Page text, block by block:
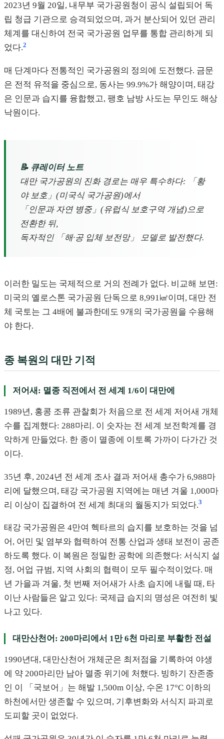
2023년 9월 20일, 내무부 국가공원청이 공식 설립되어 독
립 청급 기관으로 승격되었으며, 과거 분산되어 있던 관리
체계를 대신하여 전국 국가공원 업무를 통합 관리하게 되
었다.2
매 단계마다 전통적인 국가공원의 정의에 도전했다. 금문
은 전적 유적을 중심으로, 동사는 99.9%가 해양이며, 태강
은 인문과 습지를 융합했고, 팽호 남방 사도는 무인도 해상
낙원이다.
📝 큐레이터 노트
대만 국가공원의 진화 경로는 매우 특수하다: 「황
야 보호」(미국식 국가공원)에서
「인문과 자연 병중」(유럽식 보호구역 개념)으로
전환한 뒤,
독자적인 「해·공 입체 보전망」 모델로 발전했다.
이러한 밀도는 국제적으로 거의 전례가 없다. 비교해 보면:
미국의 옐로스톤 국가공원 단독으로 8,991㎢이며, 대만 전
체 국토는 그 4배에 불과한데도 9개의 국가공원을 수용해
야 한다.
종 복원의 대만 기적
저어새: 멸종 직전에서 전 세계 1/6이 대만에
1989년, 홍콩 조류 관찰회가 처음으로 전 세계 저어새 개체
수를 집계했다: 288마리. 이 숫자는 전 세계 보전학계를 경
악하게 만들었다. 한 종이 멸종에 이토록 가까이 다가간 것
이다.
35년 후, 2024년 전 세계 조사 결과 저어새 총수가 6,988마
리에 달했으며, 태강 국가공원 지역에는 매년 겨울 1,000마
리 이상이 집결하여 전 세계 최대의 월동지가 되었다.3
태강 국가공원은 4만여 헥타르의 습지를 보호하는 것을 넘
어, 어민 및 염부와 협력하여 전통 산업과 생태 보전이 공존
하도록 했다. 이 복원은 정밀한 공학에 의존했다: 서식지 설
정, 어업 규범, 지역 사회의 협력이 모두 필수적이었다. 매
년 가을과 겨울, 첫 번째 저어새가 사초 습지에 내릴 때, 타
이난 사람들은 알고 있다: 국제급 습지의 명성은 여전히 빛
나고 있다.
대만산천어: 200마리에서 1만 6천 마리로 부활한 전설
1990년대, 대만산천어 개체군은 최저점을 기록하여 야생
에 약 200마리만 남아 멸종 위기에 처했다. 빙하기 잔존종
인 이 「국보어」는 해발 1,500m 이상, 수온 17°C 이하의
하천에서만 생존할 수 있으며, 기후변화와 서식지 파괴로
도피할 곳이 없었다.